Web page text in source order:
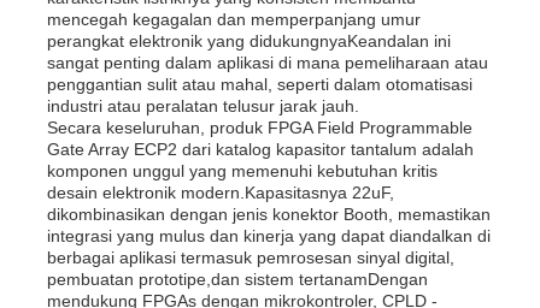
Kasus
FPGA Field Programmable Gate Array
Unit Mikrokontroler MCU
SOC Sistem pada Chip
mencegah kegagalan dan memperpanjang umur
perangkat elektronik yang didukungnyaKeandalan ini
sangat penting dalam aplikasi di mana pemeliharaan atau
penggantian sulit atau mahal, seperti dalam otomatisasi
industri atau peralatan telusur jarak jauh.
Secara keseluruhan, produk FPGA Field Programmable
Gate Array ECP2 dari katalog kapasitor tantalum adalah
komponen unggul yang memenuhi kebutuhan kritis
desain elektronik modern.Kapasitasnya 22uF,
dikombinasikan dengan jenis konektor Booth, memastikan
integrasi yang mulus dan kinerja yang dapat diandalkan di
berbagai aplikasi termasuk pemrosesan sinyal digital,
pembuatan prototipe,dan sistem tertanamDengan
mendukung FPGAs dengan mikrokontroler, CPLD -